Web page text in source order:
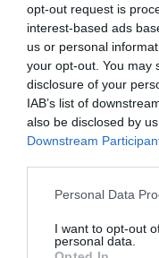
opt-out request is
interest-based ads
us or personal
your opt-out. You may
disclosure of your
IAB’s list of
also be disclosed by
Downstream
Please note that this
not limited to your visit
grant or deny consent
Personal Data
I want to opt-out
personal data.
Egyelőre korlátozottak a
rakparton, a kikötő
mindent megtesz, hogy
kiömlő olaj okozta
Figyelem! A cikkhez
kommenteket nem tudja
Kérjük, kulturáltan, mások
tartásával kommenteljenek!